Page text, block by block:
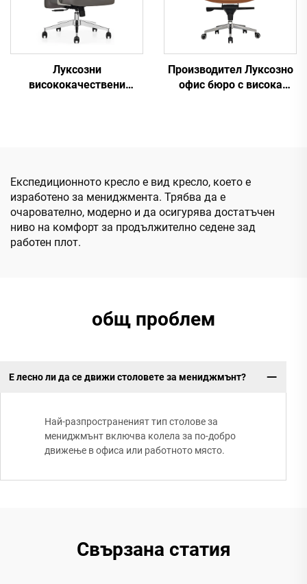
Луксозни
висококачествени
Производител Луксозно
офис бюро с висока
Експедиционното кресло е вид кресло, което е
изработено за мениджмента. Трябва да е
очарователно, модерно и да осигурява достатъчен
ниво на комфорт за продължително седене зад
работен плот.
общ проблем
Е лесно ли да се движи столовете за мениджмънт?
Най-разпространеният тип столове за
мениджмънт включва колела за по-добро
движење в офиса или работното място.
Свързана статия